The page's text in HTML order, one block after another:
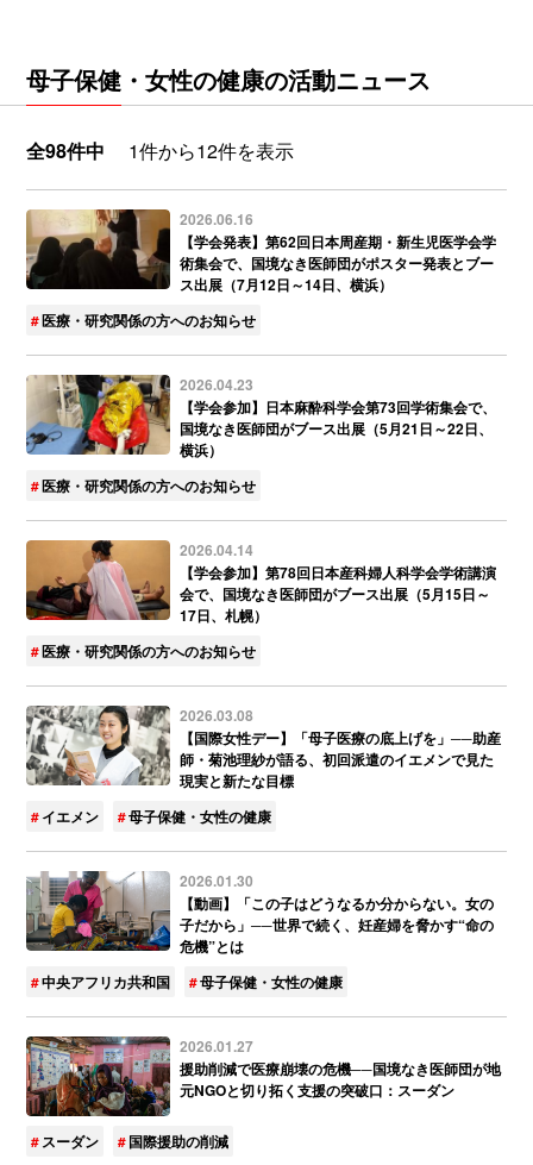
母子保健・女性の健康の活動ニュース
全98件中 1件から12件を表示
2026.06.16
【学会発表】第62回日本周産期・新生児医学会学
術集会で、国境なき医師団がポスター発表とブー
ス出展（7月12日～14日、横浜）
医療・研究関係の方へのお知らせ
2026.04.23
【学会参加】日本麻酔科学会第73回学術集会で、
国境なき医師団がブース出展（5月21日～22日、
横浜）
医療・研究関係の方へのお知らせ
2026.04.14
【学会参加】第78回日本産科婦人科学会学術講演
会で、国境なき医師団がブース出展（5月15日～
17日、札幌）
医療・研究関係の方へのお知らせ
2026.03.08
【国際女性デー】「母子医療の底上げを」──助産
師・菊池理紗が語る、初回派遣のイエメンで見た
現実と新たな目標
イエメン
母子保健・女性の健康
2026.01.30
【動画】「この子はどうなるか分からない。女の
子だから」──世界で続く、妊産婦を脅かす“命の
危機”とは
中央アフリカ共和国
母子保健・女性の健康
2026.01.27
援助削減で医療崩壊の危機──国境なき医師団が地
元NGOと切り拓く支援の突破口：スーダン
スーダン 国際援助の削減